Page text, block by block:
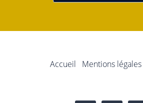
Accueil Mentions légales